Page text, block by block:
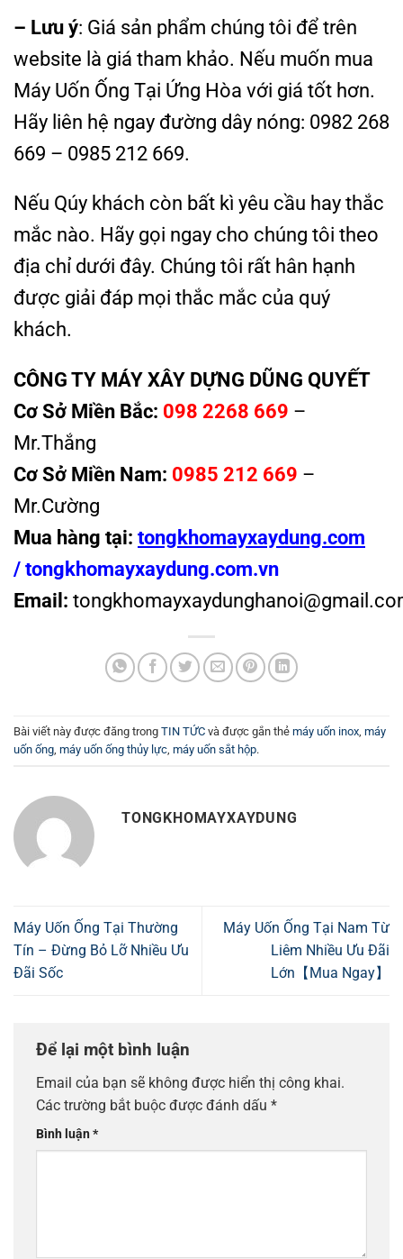
– Lưu ý: Giá sản phẩm chúng tôi để trên
website là giá tham khảo. Nếu muốn mua
Máy Uốn Ống Tại Ứng Hòa với giá tốt hơn.
Hãy liên hệ ngay đường dây nóng: 0982 268
669 – 0985 212 669.
Nếu Qúy khách còn bất kì yêu cầu hay thắc
mắc nào. Hãy gọi ngay cho chúng tôi theo
địa chỉ dưới đây. Chúng tôi rất hân hạnh
được giải đáp mọi thắc mắc của quý
khách.
CÔNG TY MÁY XÂY DỰNG DŨNG QUYẾT
Cơ Sở Miền Bắc: 098 2268 669 –
Mr.Thắng
Cơ Sở Miền Nam: 0985 212 669 –
Mr.Cường
Mua hàng tại: tongkhomayxaydung.com
/tongkhomayxaydung.com.vn
Email:
Bài viết này được đăng trong TIN TỨC và được gắn thẻ máy uốn inox máy
uốn ống máy uốn ống thủy lực máy uốn sắt hộp.
TONGKHOMAYXAYDUNG
Máy Uốn Ống Tại Thường
Tín – Đừng Bỏ Lỡ Nhiều Ưu
Đãi Sốc
Máy Uốn Ống Tại Nam Từ
Liêm Nhiều Ưu Đãi
Lớn【Mua Ngay】
Để lại một bình luận
Email của bạn sẽ không được hiển thị công khai.
Các trường bắt buộc được đánh dấu *
Bình luận*